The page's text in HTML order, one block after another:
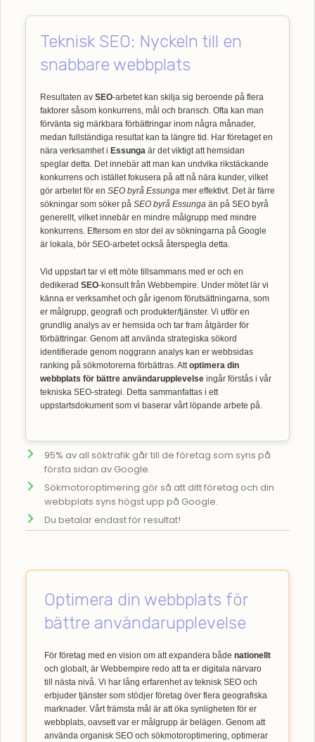
Teknisk SEO: Nyckeln till en
snabbare webbplats
Resultaten av SEO-arbetet kan skilja sig beroende på flera
faktorer såsom konkurrens, mål och bransch. Ofta kan man
förvänta sig märkbara förbättringar inom några månader,
medan fullständiga resultat kan ta längre tid. Har företaget en
nära verksamhet i Essunga är det viktigt att hemsidan
speglar detta. Det innebär att man kan undvika rikstäckande
konkurrens och istället fokusera på att nå nära kunder, vilket
gör arbetet för en SEO byrå Essunga mer effektivt. Det är färre
sökningar som söker på SEO byrå Essunga än på SEO byrå
generellt, vilket innebär en mindre målgrupp med mindre
konkurrens. Eftersom en stor del av sökningarna på Google
är lokala, bör SEO-arbetet också återspegla detta.
Vid uppstart tar vi ett möte tillsammans med er och en
dedikerad SEO-konsult från Webbempire. Under mötet lär vi
känna er verksamhet och går igenom förutsättningarna, som
er målgrupp, geografi och produkter/tjänster. Vi utför en
grundlig analys av er hemsida och tar fram åtgärder för
förbättringar. Genom att använda strategiska sökord
identifierade genom noggrann analys kan er webbsidas
ranking på sökmotorerna förbättras. Attoptimera din
webbplats för bättre användarupplevelse ingår förstås i vår
tekniska SEO-strategi. Detta sammanfattas i ett
uppstartsdokument som vi baserar vårt löpande arbete på.
95% av all söktrafik går till de företag som syns på
första sidan av Google.
Sökmotoroptimering gör så att ditt företag och din
webbplats syns högst upp på Google.
Du betalar endast för resultat!
Optimera din webbplats för
bättre användarupplevelse
För företag med en vision om att expandera både nationellt
och globalt, är Webbempire redo att ta er digitala närvaro
till nästa nivå. Vi har lång erfarenhet av teknisk SEO och
erbjuder tjänster som stödjer företag över flera geografiska
marknader. Vårt främsta mål är att öka synligheten för er
webbplats, oavsett var er målgrupp är belägen. Genom att
använda organisk SEO och sökmotoroptimering, optimerar